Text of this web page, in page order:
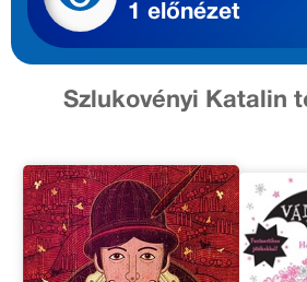
1 előnézet
Szlukovényi Katalin